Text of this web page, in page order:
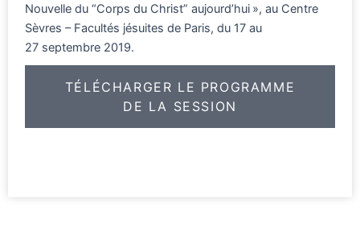
Nouvelle du “Corps du Christ” aujourd’hui », au Centre
Sèvres – Facultés jésuites de Paris, du 17 au
27 septembre 2019.
TÉLÉCHARGER LE PROGRAMME
DE LA SESSION